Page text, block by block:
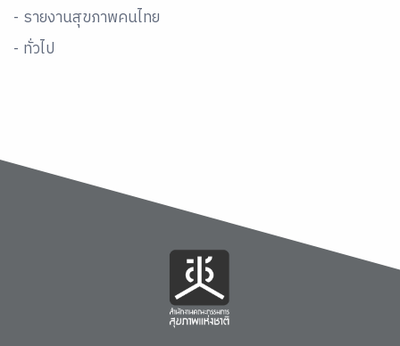
- รายงานสุขภาพคนไทย
- ทั่วไป